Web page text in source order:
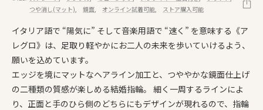
つや消し(マット)
鏡面 オンライン試着可能 ストア購入可能
イタリア語で “陽気に” そして音楽用語で “速く” を意味する《ア
レグロ》は、足取り軽やかにお二人の未来を歩いていけるよう、
願いを込めています。
エッジを境にマットなヘアライン加工と、つややかな鏡面仕上げ
の二種類の質感が楽しめる結婚指輪。 細く一周するラインによ
り、正面と手のひら側のどちらにもデザインが現れるので、指輪